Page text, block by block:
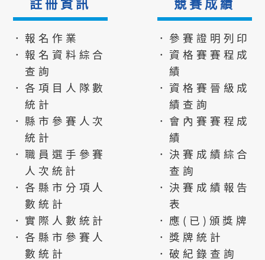
．報名作業
．報名資料綜合
查詢
．各項目人隊數
統計
．縣市參賽人次
統計
．職員選手參賽
人次統計
．各縣市分項人
數統計
．實際人數統計
．各縣市參賽人
數統計
．參賽證明列印
．資格賽賽程成
績
．資格賽晉級成
績查詢
．會內賽賽程成
績
．決賽成績綜合
查詢
．決賽成績報告
表
．應(已)頒獎牌
．獎牌統計
．破紀錄查詢